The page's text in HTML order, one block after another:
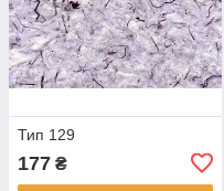
Тип 129
177 ₴